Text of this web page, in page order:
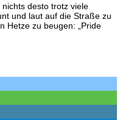
desto trotz viele
und laut auf die Straße zu
Hetze zu beugen: „Pride